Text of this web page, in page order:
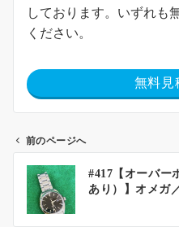
しております。いずれも
ください。
無料見
前のページへ
#417【オーバー
あり）】オメガ